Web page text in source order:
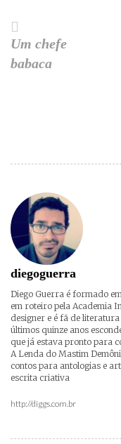
Um chefe
babaca
diegoguerra
Diego Guerra é formado
em roteiro pela Academia
designer e é fã de
últimos quinze anos
que já estava pronto para
A Lenda do Mastim
contos para antologias e
escrita criativa
http://diggs.com.br